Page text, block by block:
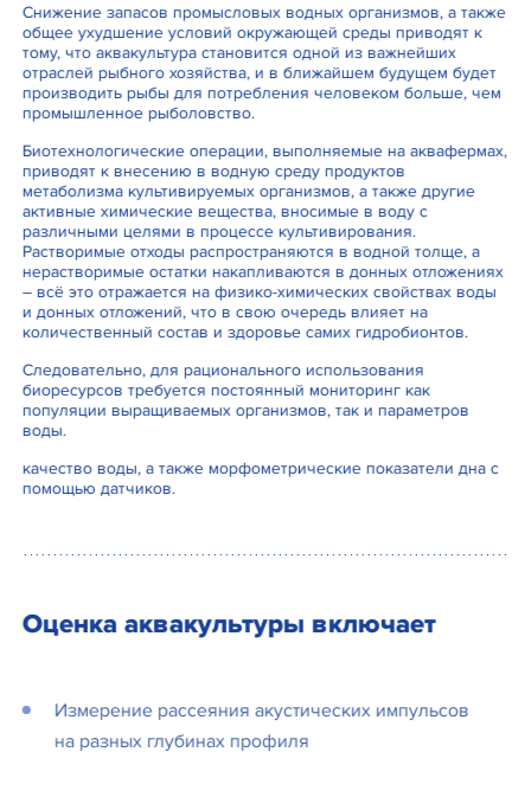
Снижение запасов промысловых водных организмов, а также
общее ухудшение условий окружающей среды приводят к
тому, что аквакультура становится одной из важнейших
отраслей рыбного хозяйства, и в ближайшем будущем будет
производить рыбы для потребления человеком больше, чем
промышленное рыболовство.
Биотехнологические операции, выполняемые на аквафермах,
приводят к внесению в водную среду продуктов
метаболизма культивируемых организмов, а также другие
активные химические вещества, вносимые в воду с
различными целями в процессе культивирования.
Растворимые отходы распространяются в водной толще, а
нерастворимые остатки накапливаются в донных отложениях
– всё это отражается на физико-химических свойствах воды
и донных отложений, что в свою очередь влияет на
количественный состав и здоровье самих гидробионтов.
Следовательно, для рационального использования
биоресурсов требуется постоянный мониторинг как
популяции выращиваемых организмов, так и параметров
воды.
качество воды, а также морфометрические показатели дна с
помощью датчиков.
Оценка аквакультуры включает
Измерение рассеяния акустических импульсов
на разных глубинах профиля